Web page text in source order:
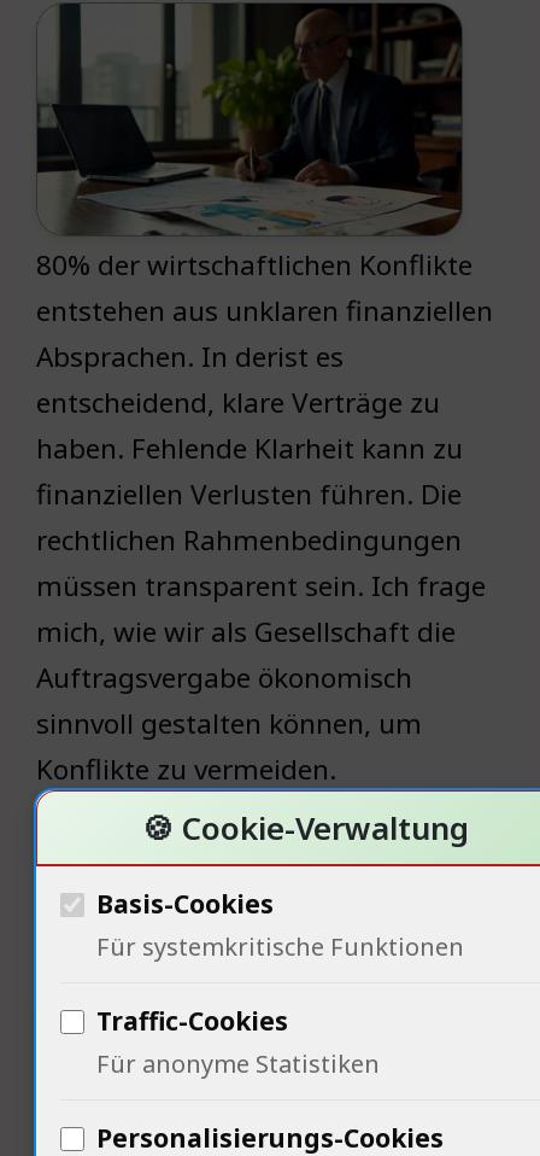
80% der wirtschaftlichen Konflikte
entstehen aus unklaren finanziellen
Absprachen. In derist es
entscheidend, klare Verträge zu
haben. Fehlende Klarheit kann zu
finanziellen Verlusten führen. Die
rechtlichen Rahmenbedingungen
müssen transparent sein. Ich frage
mich, wie wir als Gesellschaft die
Auftragsvergabe ökonomisch
sinnvoll gestalten können, um
Konflikte zu vermeiden.
Politische Dimensionen der
Auftragsvergabe
🍪 Cookie-Verwaltung
Basis-Cookies
Für systemkritische Funktionen
Traffic-Cookies
Für anonyme Statistiken
Personalisierungs-Cookies